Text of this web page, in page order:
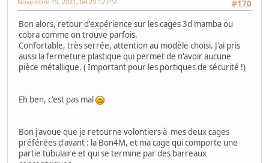
#170
Bon alors, retour d'expérience sur les cages 3d mamba ou
cobra comme on trouve parfois.
Confortable, très serrée, attention au modèle choisi. J'ai pris
aussi la fermeture plastique qui permet de n'avoir aucune
pièce métallique. ( Important pour les portiques de sécurité !)
Eh ben, c'est pas mal
Bon j'avoue que je retourne volontiers à mes deux cages
préférées d'avant : la Bon4M, et ma cage qui comporte une
partie tubulaire et qui se termine par des barreaux